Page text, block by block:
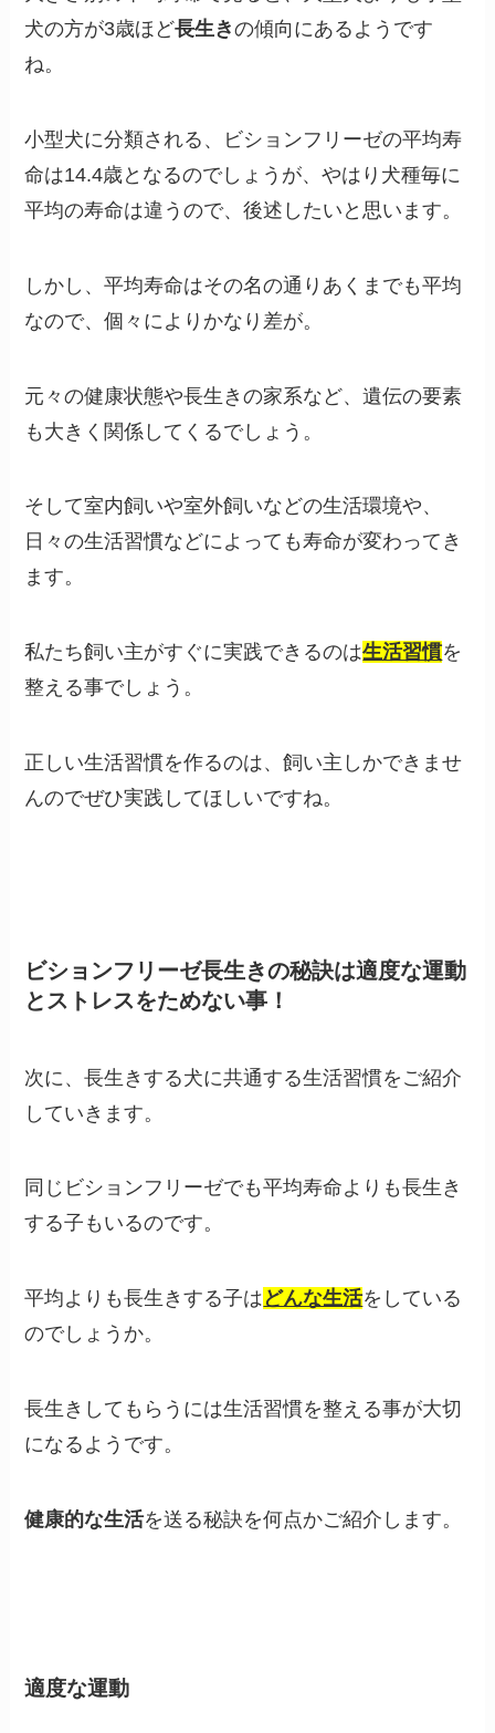
犬の方が3歳ほど長生きの傾向にあるようです
ね。
小型犬に分類される、ビションフリーゼの平均寿
命は14.4歳となるのでしょうが、やはり犬種毎に
平均の寿命は違うので、後述したいと思います。
しかし、平均寿命はその名の通りあくまでも平均
なので、個々によりかなり差が。
元々の健康状態や長生きの家系など、遺伝の要素
も大きく関係してくるでしょう。
そして室内飼いや室外飼いなどの生活環境や、
日々の生活習慣などによっても寿命が変わってき
ます。
私たち飼い主がすぐに実践できるのは生活習慣を
整える事でしょう。
正しい生活習慣を作るのは、飼い主しかできませ
んのでぜひ実践してほしいですね。
ビションフリーゼ長生きの秘訣は適度な運動
とストレスをためない事！
次に、長生きする犬に共通する生活習慣をご紹介
していきます。
同じビションフリーゼでも平均寿命よりも長生き
する子もいるのです。
平均よりも長生きする子は どんな生活をしている
のでしょうか。
長生きしてもらうには生活習慣を整える事が大切
になるようです。
健康的な生活を送る秘訣を何点かご紹介します。
適度な運動